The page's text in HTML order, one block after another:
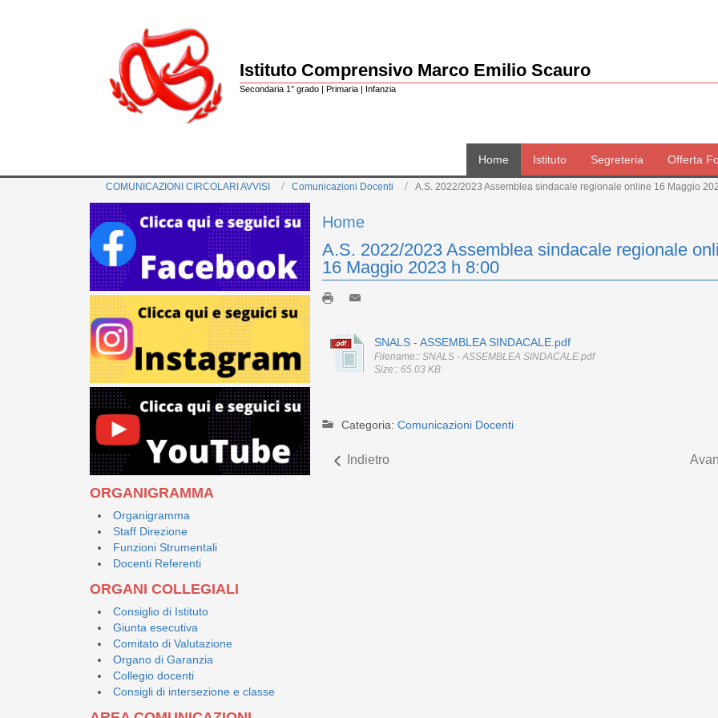
Istituto Comprensivo Marco Emilio Scauro
Secondaria 1° grado | Primaria | Infanzia
Home Istituto Segreteria Offerta
COMUNICAZIONI CIRCOLARI AVVISI Comunicazioni Docenti A.S. 2022/2023 Assemblea sindacale regionale online 16 Maggio
ORGANIGRAMMA
Organigramma
Staff Direzione
Funzioni Strumentali
Docenti Referenti
ORGANI COLLEGIALI
Consiglio di Istituto
Giunta esecutiva
Comitato di Valutazione
Organo di Garanzia
Collegio docenti
Consigli di intersezione e classe
Home
A.S. 2022/2023 Assemblea sindacale regionale
16 Maggio 2023 h 8:00
SNALS - ASSEMBLEA SINDACALE.pdf
Filename:: SNALS - ASSEMBLEA SINDACALE.pdf
Size:: 65.03 KB
Categoria: Comunicazioni Docenti
Indietro